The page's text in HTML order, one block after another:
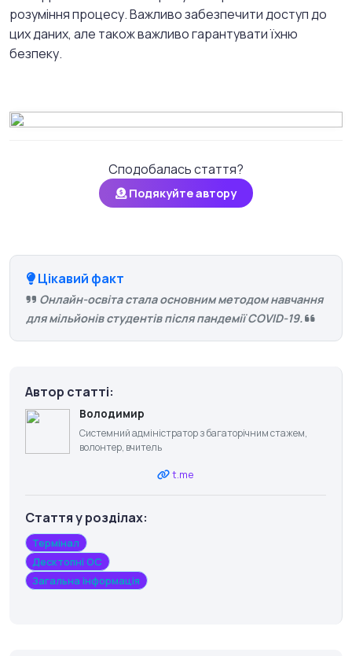
розуміння процесу. Важливо забезпечити доступ до
цих даних, але також важливо гарантувати їхню
безпеку.
Сподобалась стаття?
Подякуйте автору
Цікавий факт
Онлайн-освіта стала основним методом навчання
для мільйонів студентів після пандемії COVID-19.
Автор статті:
Володимир
Системний адміністратор з багаторічним стажем,
волонтер, вчитель
t.me
Стаття у розділах:
Термінал
Десктопні ОС
Загальна інформація